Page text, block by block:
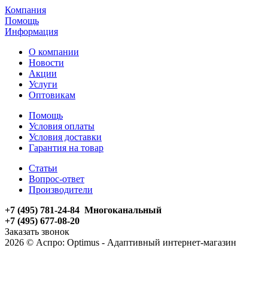
Компания
Помощь
Информация
О компании
Новости
Акции
Услуги
Оптовикам
Помощь
Условия оплаты
Условия доставки
Гарантия на товар
Статьи
Вопрос-ответ
Производители
+7 (495) 781-24-84 Многоканальный
+7 (495) 677-08-20
Заказать звонок
2026 © Аспро: Optimus - Адаптивный интернет-магазин